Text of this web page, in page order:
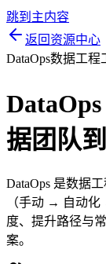
跳到主内容
返回资源中心
DataOps数据工程
据团队
DataOps 是数据
（手动 → 自动
度、提升路径与
案。